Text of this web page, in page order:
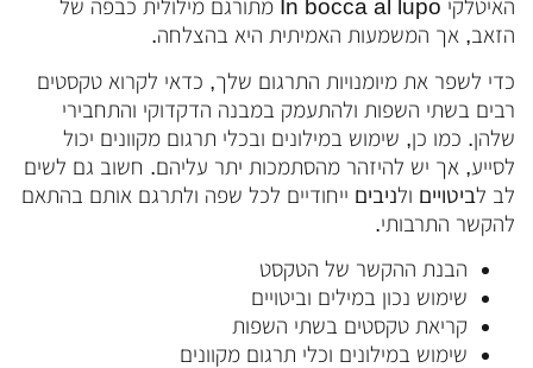
האיטלקי In bocca al lupo מתורגם מילולית כבפה של
הזאב, אך המשמעות האמיתית היא בהצלחה.
כדי לשפר את מיומנויות התרגום שלך, כדאי לקרוא טקסטים
רבים בשתי השפות ולהתעמק במבנה הדקדוקי והתחבירי
שלהן. כמו כן, שימוש במילונים ובכלי תרגום מקוונים יכול
לסייע, אך יש להיזהר מהסתמכות יתר עליהם. חשוב גם לשים
לב לביטויים ולניבים ייחודיים לכל שפה ולתרגם אותם בהתאם
להקשר התרבותי.
הבנת ההקשר של הטקסט
שימוש נכון במילים וביטויים
קריאת טקסטים בשתי השפות
שימוש במילונים וכלי תרגום מקוונים